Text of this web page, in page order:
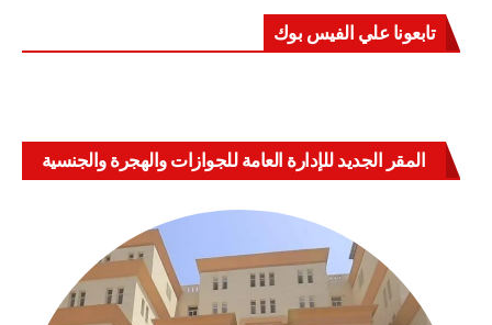
تابعونا علي الفيس بوك
المقر الجديد للإدارة العامة للجوازات والهجرة والجنسية